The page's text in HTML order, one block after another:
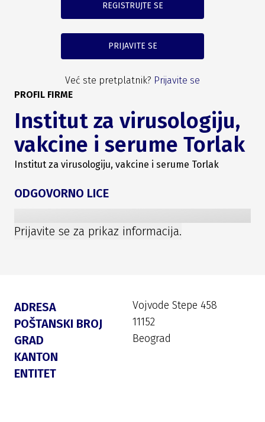
REGISTRUJTE SE
PRIJAVITE SE
Već ste pretplatnik? Prijavite se
PROFIL FIRME
Institut za virusologiju,
vakcine i serume Torlak
Institut za virusologiju, vakcine i serume Torlak
ODGOVORNO LICE
Prijavite se za prikaz informacija.
ADRESA Vojvode Stepe 458
POŠTANSKI BROJ 11152
GRAD Beograd
KANTON
ENTITET